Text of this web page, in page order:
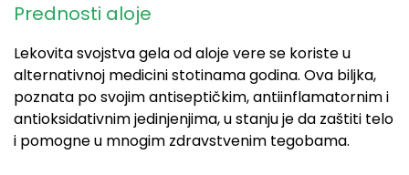
Prednosti aloje
Lekovita svojstva gela od aloje vere se koriste u
alternativnoj medicini stotinama godina. Ova biljka,
poznata po svojim antiseptičkim, antiinflamatornim i
antioksidativnim jedinjenjima, u stanju je da zaštiti telo
i pomogne u mnogim zdravstvenim tegobama.